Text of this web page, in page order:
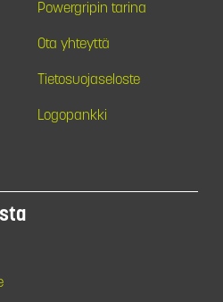
Powergripin tarina
Ota yhteyttä
Tietosuojaseloste
Logopankki